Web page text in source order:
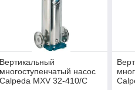
Вертикальный
многоступенчатый насос
Calpeda MXV 32-410/C